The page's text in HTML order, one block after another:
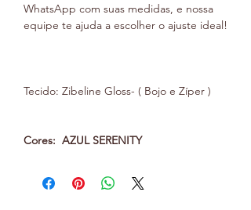
WhatsApp com suas medidas, e nossa
equipe te ajuda a escolher o ajuste ideal!
Tecido: Zibeline Gloss- ( Bojo e Zíper )
Cores: AZUL SERENITY